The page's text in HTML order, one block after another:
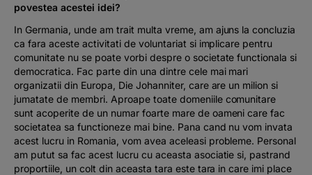
povestea acestei idei?
In Germania, unde am trait multa vreme, am ajuns la concluzia
ca fara aceste activitati de voluntariat si implicare pentru
comunitate nu se poate vorbi despre o societate functionala si
democratica. Fac parte din una dintre cele mai mari
organizatii din Europa, Die Johanniter, care are un milion si
jumatate de membri. Aproape toate domeniile comunitare
sunt acoperite de un numar foarte mare de oameni care fac
societatea sa functioneze mai bine. Pana cand nu vom invata
acest lucru in Romania, vom avea aceleasi probleme. Personal
am putut sa fac acest lucru cu aceasta asociatie si, pastrand
proportiile, un colt din aceasta tara este tara in care imi place